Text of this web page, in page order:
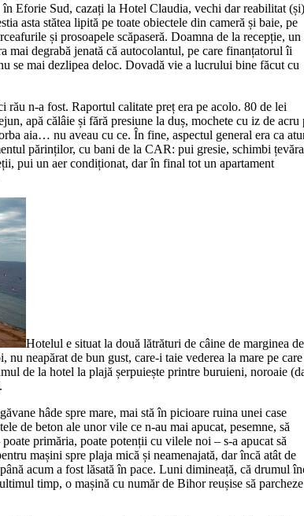
Eforie Sud, cazați la Hotel Claudia, vechi dar reabilitat
asta stătea lipită pe toate obiectele din cameră și baie, pe
și prosoapele scăpaseră. Doamna de la recepție, un
mai degrabă jenată că autocolantul, pe care finanțatorul îi
se mai dezlipea deloc. Dovadă vie a lucrului bine făcut cu
n-a fost. Raportul calitate preț era pe acolo. 80 de lei
apă călâie și fără presiune la duș, mochete cu iz de acru
aia… nu aveau cu ce. În fine, aspectul general era ca
părinților, cu bani de la CAR: pui gresie, schimbi
pui un aer condiționat, dar în final tot un apartament
Hotelul e situat la două lătrături de câine de marginea de
neapărat de bun gust, care-i taie vederea la mare pe
de la hotel la plajă șerpuiește printre buruieni, noroaie
hâde spre mare, mai stă în picioare ruina unei case
de beton ale unor vile ce n-au mai apucat, pesemne, să
primăria, poate potenții cu vilele noi – s-a apucat să
mașini spre plaja mică și neamenajată, dar încă atât de
acum a fost lăsată în pace. Luni dimineață, că drumul
timp, o mașină cu număr de Bihor reușise să parcheze